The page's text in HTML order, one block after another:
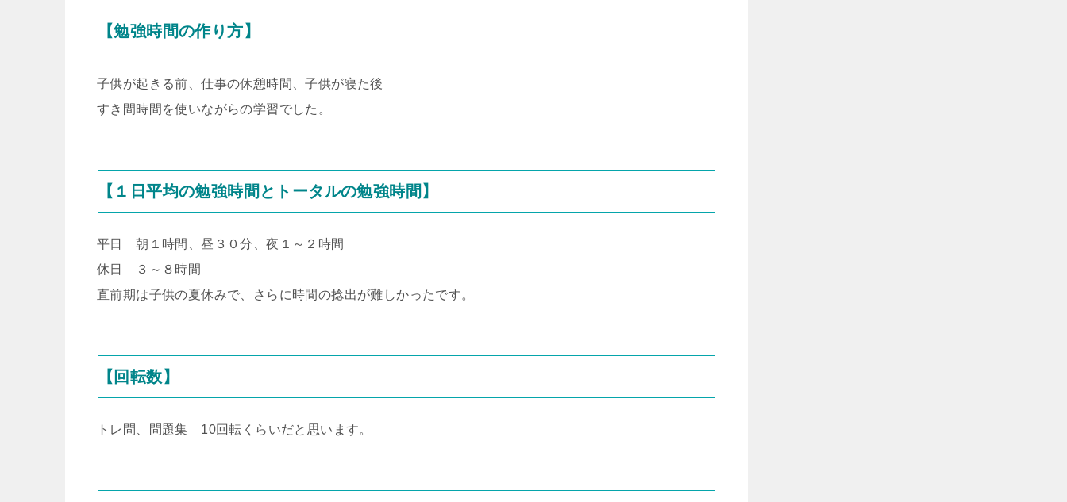
【勉強時間の作り方】
子供が起きる前、仕事の休憩時間、子供が寝た後
すき間時間を使いながらの学習でした。
【１日平均の勉強時間とトータルの勉強時間】
平日 朝１時間、昼３０分、夜１～２時間
休日 ３～８時間
直前期は子供の夏休みで、さらに時間の捻出が難しかったです。
【回転数】
トレ問、問題集 10回転くらいだと思います。